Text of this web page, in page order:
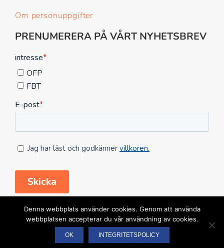
Om personuppgifter
PRENUMERERA PÅ VÅRT NYHETSBREV
FÖLJ OSS HÄR
Denna webbplats använder cookies. Genom att använda
webbplatsen accepterar du vår användning av cookies.
OK INTEGRITETSPOLICY